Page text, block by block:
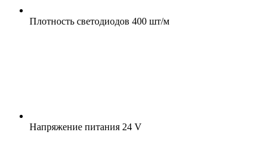
Плотность светодиодов 400 шт/м
Напряжение питания 24 V